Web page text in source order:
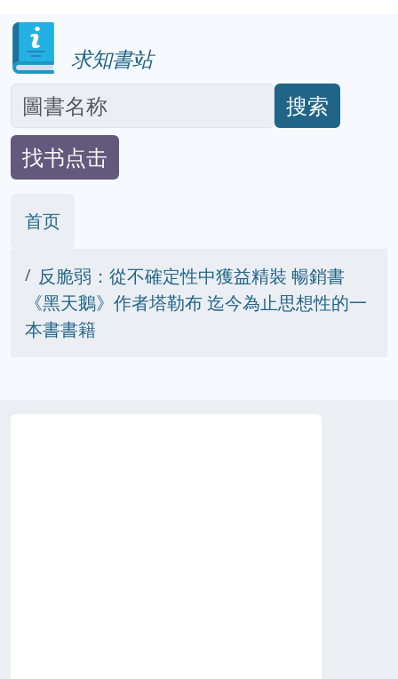
求知書站
搜索
找书点击
首页
反脆弱：從不確定性中獲益精裝 暢銷書
《黑天鵝》作者塔勒布 迄今為止思想性的一
本書書籍